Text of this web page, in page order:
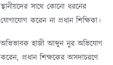
স্থানীয়দের সাথে কোনো ধরনের
যোগাযোগ করেন না প্রধান শিক্ষিকা।
অভিভাবক হাজী আব্দুন নুর অভিযোগ
করেন, প্রধান শিক্ষকের অসদাচরণে